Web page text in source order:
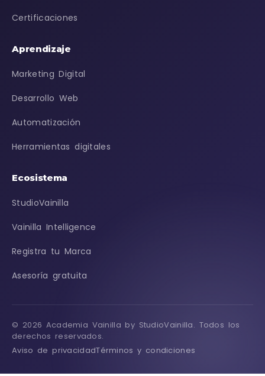
Certificaciones
Aprendizaje
Marketing Digital
Desarrollo Web
Automatización
Herramientas digitales
Ecosistema
StudioVainilla
Vainilla Intelligence
Registra tu Marca
Asesoría gratuita
© 2026 Academia Vainilla by StudioVainilla. Todos los
derechos reservados.
Aviso de privacidadTérminos y condiciones